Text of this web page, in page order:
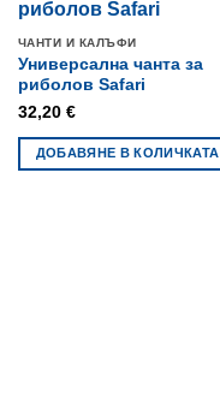
ЧАНТИ И КАЛЪФИ
Универсална чанта за
риболов Safari
32,20 €
ДОБАВЯНЕ В КОЛИЧКАТА